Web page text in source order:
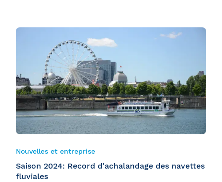
Nouvelles et entreprise
Saison 2024: Record d'achalandage des navettes
fluviales